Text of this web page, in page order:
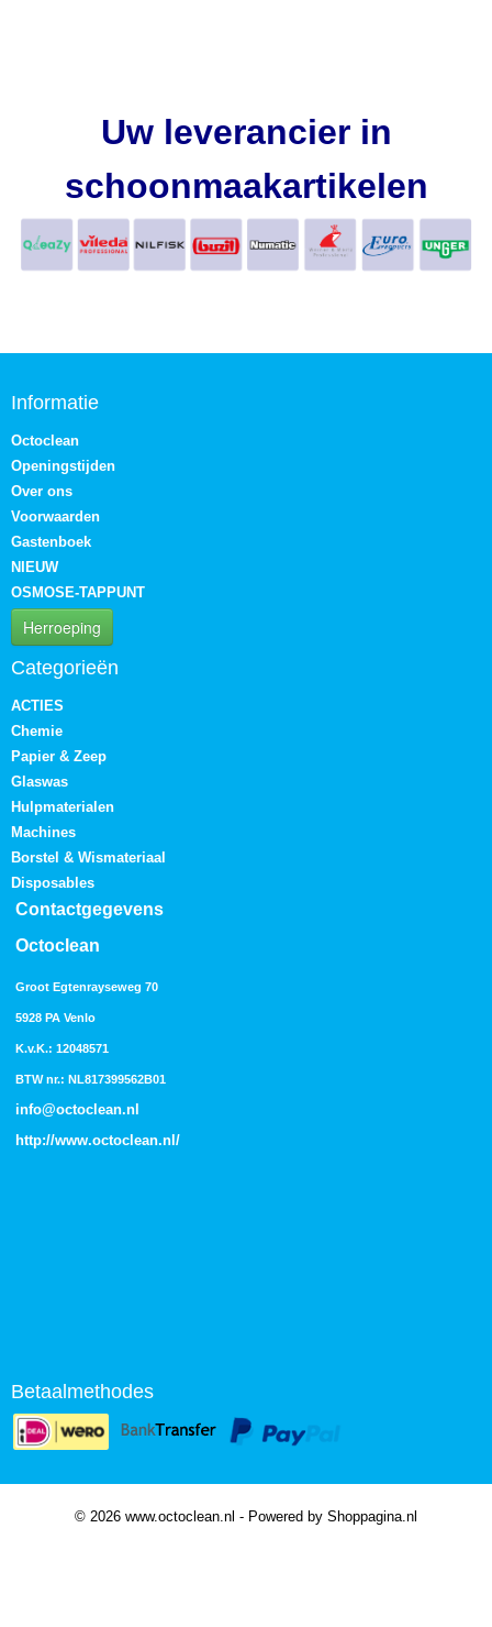
Uw leverancier in
schoonmaakartikelen
Informatie
Octoclean
Openingstijden
Over ons
Voorwaarden
Gastenboek
NIEUW
OSMOSE-TAPPUNT
Herroeping
Categorieën
ACTIES
Chemie
Papier & Zeep
Glaswas
Hulpmaterialen
Machines
Borstel & Wismateriaal
Disposables
Contactgegevens
Octoclean
Groot Egtenrayseweg 70
5928 PA Venlo
K.v.K.: 12048571
BTW nr.: NL817399562B01
info@octoclean.nl
http://www.octoclean.nl /
Betaalmethodes
© 2026 www.octoclean.nl - Powered by Shoppagina.nl